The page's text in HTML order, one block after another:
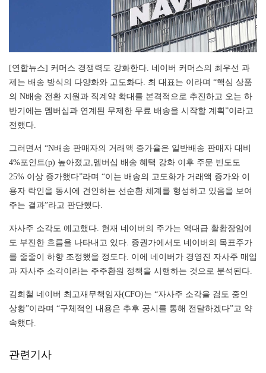
[연합뉴스] 커머스 경쟁력도 강화한다. 네이버 커머스의 최우선 과
제는 배송 방식의 다양화와 고도화다. 최 대표는 이라며 “핵심 상품
의 N배송 전환 지원과 직계약 확대를 본격적으로 추진하고 오는 하
반기에는 멤버십과 연계된 무제한 무료 배송을 시작할 계획”이라고
전했다.
그러면서 “N배송 판매자의 거래액 증가율은 일반배송 판매자 대비
4%포인트(p) 높아졌고,멤버십 배송 혜택 강화 이후 주문 빈도도
25% 이상 증가했다”라며 “이는 배송의 고도화가 거래액 증가와 이
용자 락인을 동시에 견인하는 선순환 체계를 형성하고 있음을 보여
주는 결과”라고 판단했다.
자사주 소각도 예고했다. 현재 네이버의 주가는 역대급 활황장임에
도 부진한 흐름을 나타내고 있다. 증권가에서도 네이버의 목표주가
를 줄줄이 하향 조정했을 정도다. 이에 네이버가 경영진 자사주 매입
과 자사주 소각이라는 주주환원 정책을 시행하는 것으로 분석된다.
김희철 네이버 최고재무책임자(CFO)는 “자사주 소각을 검토 중인
상황”이라며 “구체적인 내용은 추후 공시를 통해 전달하겠다”고 약
속했다.
관련기사